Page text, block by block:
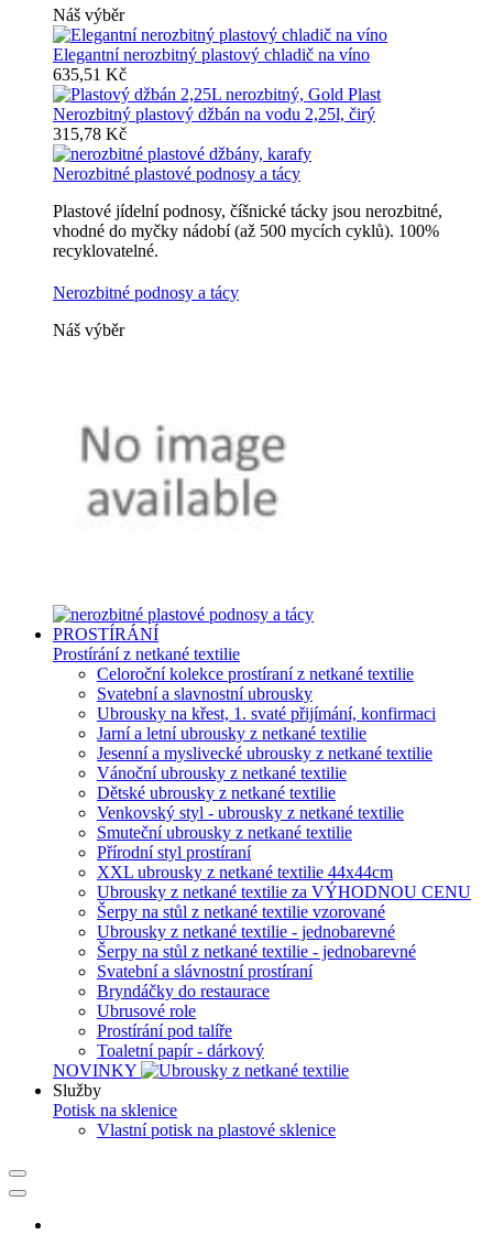
Náš výběr
Elegantní nerozbitný plastový chladič na víno
635,51 Kč
Nerozbitný plastový džbán na vodu 2,25l, čirý
315,78 Kč
Nerozbitné plastové podnosy a tácy
Plastové jídelní podnosy, číšnické tácky jsou nerozbitné,
vhodné do myčky nádobí (až 500 mycích cyklů). 100%
recyklovatelné.
Nerozbitné podnosy a tácy
Náš výběr
PROSTÍRÁNÍ
Prostírání z netkané textilie
Celoroční kolekce prostíraní z netkané textilie
Svatební a slavnostní ubrousky
Ubrousky na křest, 1. svaté přijímání, konfirmaci
Jarní a letní ubrousky z netkané textilie
Jesenní a myslivecké ubrousky z netkané textilie
Vánoční ubrousky z netkané textilie
Dětské ubrousky z netkané textilie
Venkovský styl - ubrousky z netkané textilie
Smuteční ubrousky z netkané textilie
Přírodní styl prostíraní
XXL ubrousky z netkané textilie 44x44cm
Ubrousky z netkané textilie za VÝHODNOU CENU
Šerpy na stůl z netkané textilie vzorované
Ubrousky z netkané textilie - jednobarevné
Šerpy na stůl z netkané textilie - jednobarevné
Svatební a slávnostní prostíraní
Bryndáčky do restaurace
Ubrusové role
Prostírání pod talíře
Toaletní papír - dárkový
NOVINKY
Služby
Potisk na sklenice
Vlastní potisk na plastové sklenice